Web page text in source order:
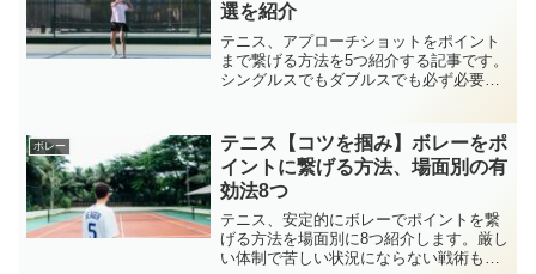
選を紹介
テニス、アプローチショットをポイント
まで繋げる方法を5つ紹介する記事です。
シングルスでもダブルスでも必ず必要に
容になります。アプローチショットの精
度を上げる、コツをお伝えします。
ボレー
テニス【コツを掴み】ボレーをポ
イントに繋げる方法、場面別の有
効法8つ
テニス、安定的にボレーでポイントを繋
げる方法を場面別に8つ紹介します。厳し
い体制で苦しい状況にならない戦術も含